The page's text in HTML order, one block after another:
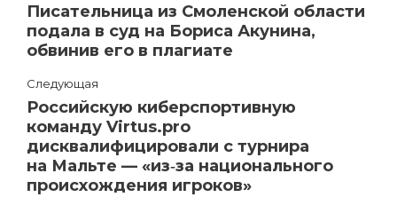
Писательница из Смоленской области
подала в суд на Бориса Акунина,
обвинив его в плагиате
Следующая
Российскую киберспортивную
команду Virtus.pro
дисквалифицировали с турнира
на Мальте — «из‑за национального
происхождения игроков»